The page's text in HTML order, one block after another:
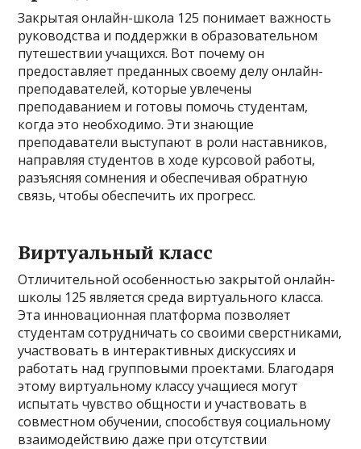
Закрытая онлайн-школа 125 понимает важность
руководства и поддержки в образовательном
путешествии учащихся. Вот почему он
предоставляет преданных своему делу онлайн-
преподавателей, которые увлечены
преподаванием и готовы помочь студентам,
когда это необходимо. Эти знающие
преподаватели выступают в роли наставников,
направляя студентов в ходе курсовой работы,
разъясняя сомнения и обеспечивая обратную
связь, чтобы обеспечить их прогресс.
Виртуальный класс
Отличительной особенностью закрытой онлайн-
школы 125 является среда виртуального класса.
Эта инновационная платформа позволяет
студентам сотрудничать со своими сверстниками,
участвовать в интерактивных дискуссиях и
работать над групповыми проектами. Благодаря
этому виртуальному классу учащиеся могут
испытать чувство общности и участвовать в
совместном обучении, способствуя социальному
взаимодействию даже при отсутствии